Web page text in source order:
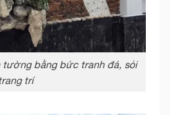
tường bằng bức tranh đá, sỏi
trí